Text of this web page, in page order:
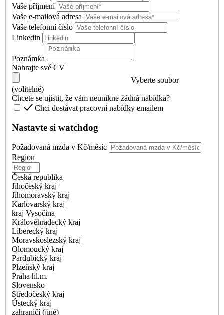
Vaše příjmení
Vaše e-mailová adresa
Vaše telefonní číslo
Linkedin
Poznámka
Nahrajte své CV
Vyberte soubor
(volitelně)
Chcete se ujistit, že vám neunikne žádná nabídka?
Chci dostávat pracovní nabídky emailem
Nastavte si watchdog
Požadovaná mzda v Kč/měsíc
Region
Česká republika
Jihočeský kraj
Jihomoravský kraj
Karlovarský kraj
kraj Vysočina
Královéhradecký kraj
Liberecký kraj
Moravskoslezský kraj
Olomoucký kraj
Pardubický kraj
Plzeňský kraj
Praha hl.m.
Slovensko
Středočeský kraj
Ústecký kraj
zahraničí (jiné)